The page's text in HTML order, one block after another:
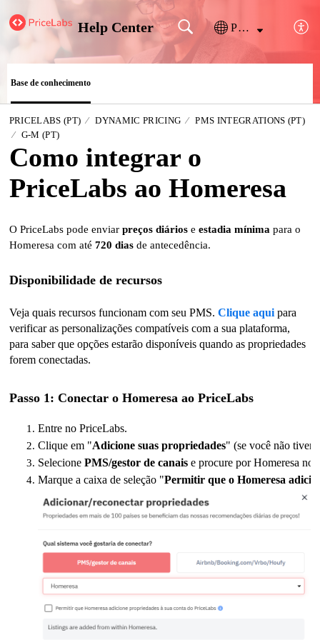
Help Center Português
Base de conhecimento
PRICELABS (PT) DYNAMIC PRICING
PMS INTEGRATIONS (PT)
G-M (PT)
Como integrar o
PriceLabs ao Homeresa
O PriceLabs pode enviar preços diáriose estadia mínima para o
Homeresa com até 720 diasde antecedência.
Disponibilidade de recursos
Veja quais recursos funcionam com seu PMS. Clique aquipara
verificar as personalizações compatíveis com a sua plataforma,
para saber que opções estarão disponíveis quando as propriedades
forem conectadas.
Passo 1: Conectar o Homeresa ao PriceLabs
Entre no PriceLabs.
Clique em "Adicione suas propriedades" (se você não tiver
Selecione PMS/gestor de canais e procure por Homeresa no
Marque a caixa de seleção "Permitir que o Homeresa